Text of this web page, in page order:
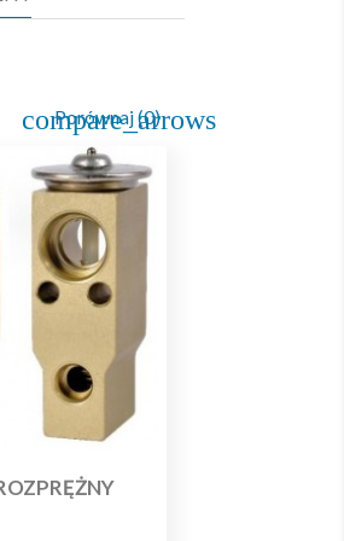
compare_arrows
Porównaj (0)